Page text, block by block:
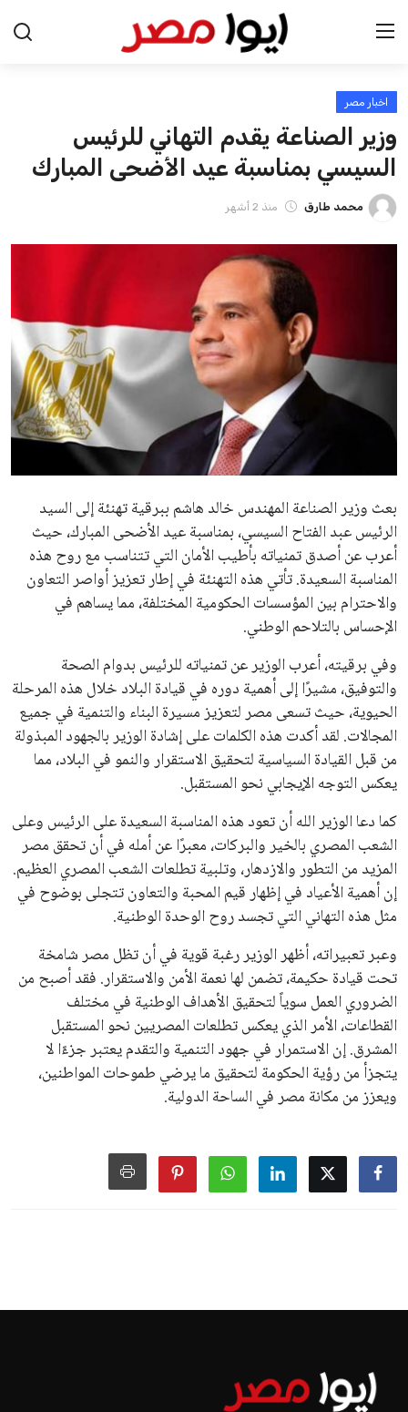
الرئيسية
اخبار مصر
عرب وعالم
علوم وتكنولوجيا
المرأة والجمال
حوادث
محافظات
اخبار مصر
وزير الصناعة يقدم التهاني للرئيس
السيسي بمناسبة عيد الأضحى المبارك
محمد طارق منذ 2 أشهر
بعث وزير الصناعة المهندس خالد هاشم ببرقية تهنئة إلى السيد
الرئيس عبد الفتاح السيسي، بمناسبة عيد الأضحى المبارك، حيث
أعرب عن أصدق تمنياته بأطيب الأمان التي تتناسب مع روح هذه
المناسبة السعيدة. تأتي هذه التهنئة في إطار تعزيز أواصر التعاون
والاحترام بين المؤسسات الحكومية المختلفة، مما يساهم في
الإحساس بالتلاحم الوطني.
وفي برقيته، أعرب الوزير عن تمنياته للرئيس بدوام الصحة
والتوفيق، مشيرًا إلى أهمية دوره في قيادة البلاد خلال هذه المرحلة
الحيوية، حيث تسعى مصر لتعزيز مسيرة البناء والتنمية في جميع
المجالات. لقد أكدت هذه الكلمات على إشادة الوزير بالجهود المبذولة
من قبل القيادة السياسية لتحقيق الاستقرار والنمو في البلاد، مما
يعكس التوجه الإيجابي نحو المستقبل.
كما دعا الوزير الله أن تعود هذه المناسبة السعيدة على الرئيس وعلى
الشعب المصري بالخير والبركات، معبرًا عن أمله في أن تحقق مصر
المزيد من التطور والازدهار، وتلبية تطلعات الشعب المصري العظيم.
إن أهمية الأعياد في إظهار قيم المحبة والتعاون تتجلى بوضوح في
مثل هذه التهاني التي تجسد روح الوحدة الوطنية.
وعبر تعبيراته، أظهر الوزير رغبة قوية في أن تظل مصر شامخة
تحت قيادة حكيمة، تضمن لها نعمة الأمن والاستقرار. فقد أصبح من
الضروري العمل سوياً لتحقيق الأهداف الوطنية في مختلف
القطاعات، الأمر الذي يعكس تطلعات المصريين نحو المستقبل
المشرق. إن الاستمرار في جهود التنمية والتقدم يعتبر جزءًا لا
يتجزأ من رؤية الحكومة لتحقيق ما يرضي طموحات المواطنين،
ويعزز من مكانة مصر في الساحة الدولية.